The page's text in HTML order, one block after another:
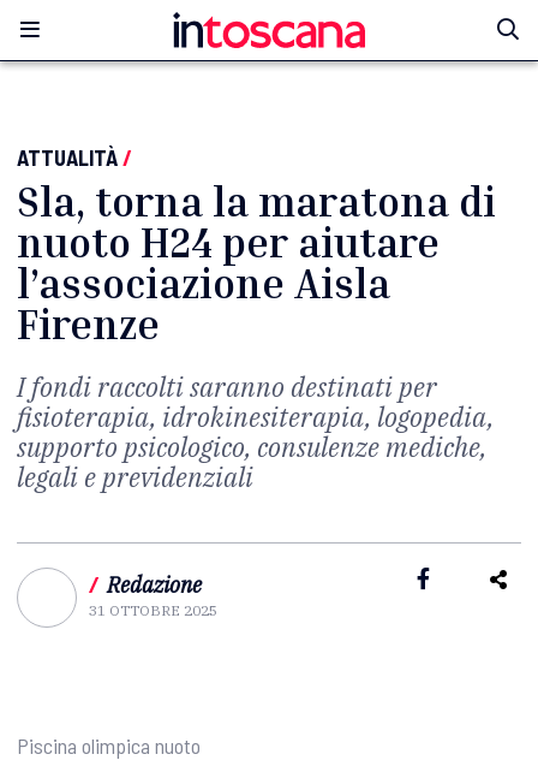
ATTUALITÀ/
Sla, torna la maratona di
nuoto H24 per aiutare
l’associazione Aisla
Firenze
I fondi raccolti saranno destinati per
fisioterapia, idrokinesiterapia, logopedia,
supporto psicologico, consulenze mediche,
legali e previdenziali
/ Redazione
31 OTTOBRE 2025
Piscina olimpica nuoto